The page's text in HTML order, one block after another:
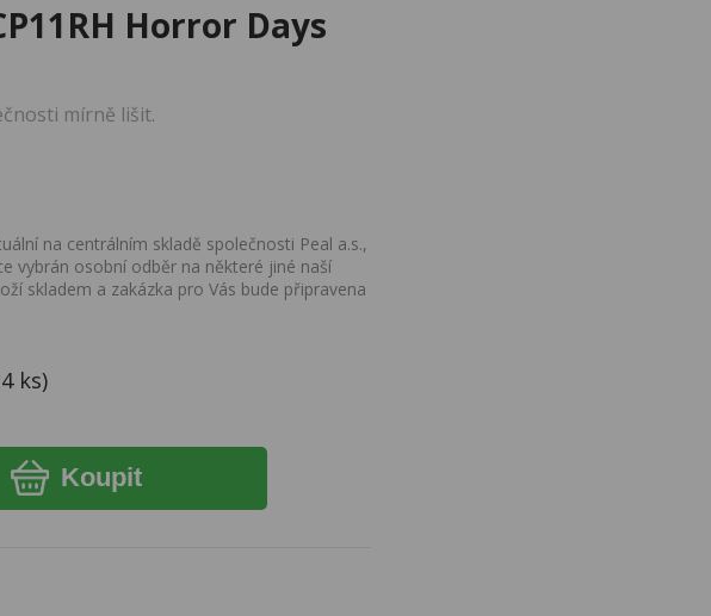
Horror Days
mírně lišit.
na centrálním skladě společnosti Peal a.s.,
vybrán osobní odběr na některé jiné naší
skladem a zakázka pro Vás bude připravena
ks)
Koupit